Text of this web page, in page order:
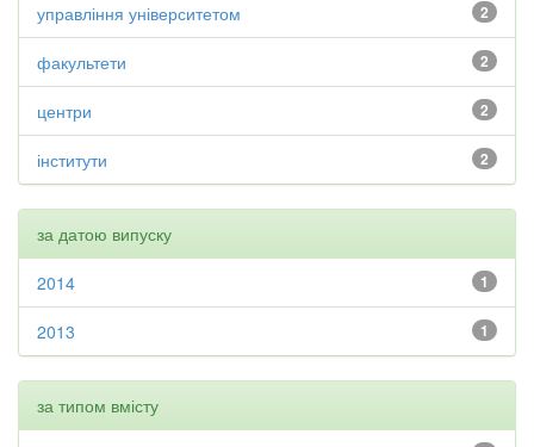
2
управління університетом
2
факультети
2
центри
2
інститути
за датою випуску
1
2014
1
2013
за типом вмісту